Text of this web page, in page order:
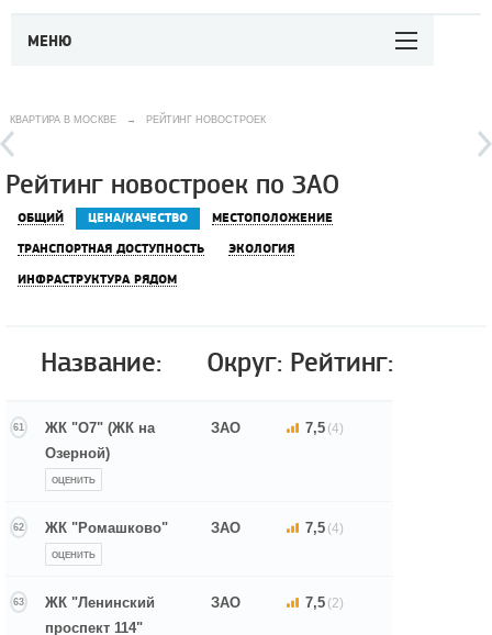
МЕНЮ
КВАРТИРА В МОСКВЕ → РЕЙТИНГ НОВОСТРОЕК
Рейтинг новостроек по ЗАО
ОБЩИЙ ЦЕНА/КАЧЕСТВО
МЕСТОПОЛОЖЕНИЕ
ТРАНСПОРТНАЯ ДОСТУПНОСТЬ
ЭКОЛОГИЯ
ИНФРАСТРУКТУРА РЯДОМ
Название: Округ: Рейтинг:
61
ЖК "О7" (ЖК на
Озерной)
ОЦЕНИТЬ
ЗАО 7,5 (4)
62 ЖК "Ромашково"
ОЦЕНИТЬ
ЗАО 7,5 (4)
63
ЖК "Ленинский
проспект 114"
ЗАО 7,5 (2)